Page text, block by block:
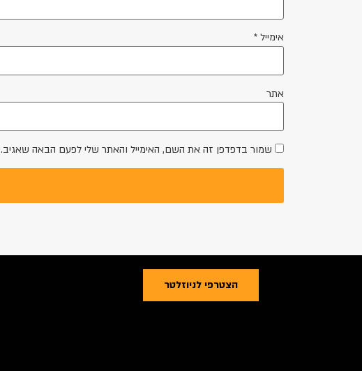
אימייל *
אתר
שמור בדפדפן זה את השם, האימייל והאתר שלי לפעם הבאה שאגיב.
הצטרפי לניוזלטר